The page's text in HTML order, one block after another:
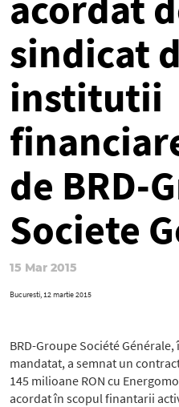
sindicat
institutii
de BRD-
Societe
15 Mar 2015
Bucuresti, 12 martie 2015
BRD-Groupe Société
mandatat, a semnat un
145 milioane RON cu
acordat în scopul finantarii